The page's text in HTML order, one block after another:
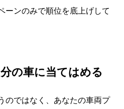
ーンのみで順位を底上げして
の車に当てはめる
のではなく、あなたの車両プ